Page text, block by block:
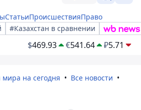
СтатьиПроисшествияПраво
#Казахстан в сравнении
$469.93 €541.64 ₽5.71
мира на сегодня
Все новости